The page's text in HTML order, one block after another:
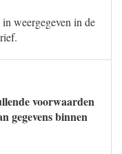
weergegeven in de
voorwaarden
gegevens binnen